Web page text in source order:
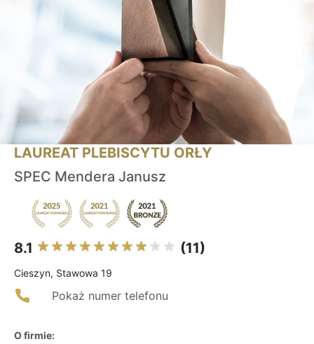
LAUREAT PLEBISCYTU ORŁY
SPEC Mendera Janusz
8.1 (11)
Cieszyn, Stawowa 19
Pokaż numer telefonu
O firmie: